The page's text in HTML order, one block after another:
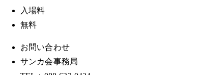
入場料
無料
お問い合わせ
サンカ会事務局